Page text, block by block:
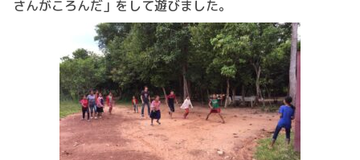
さんがころんだ」をして遊びました。